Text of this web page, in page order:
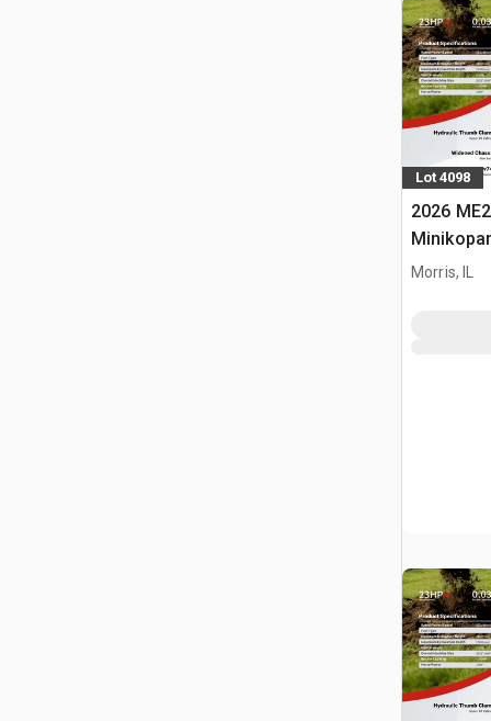
Lot 4098
2026
Morris, IL